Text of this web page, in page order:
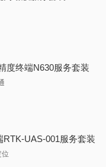
度终端N630服务套装
UAS-001服务套装
位